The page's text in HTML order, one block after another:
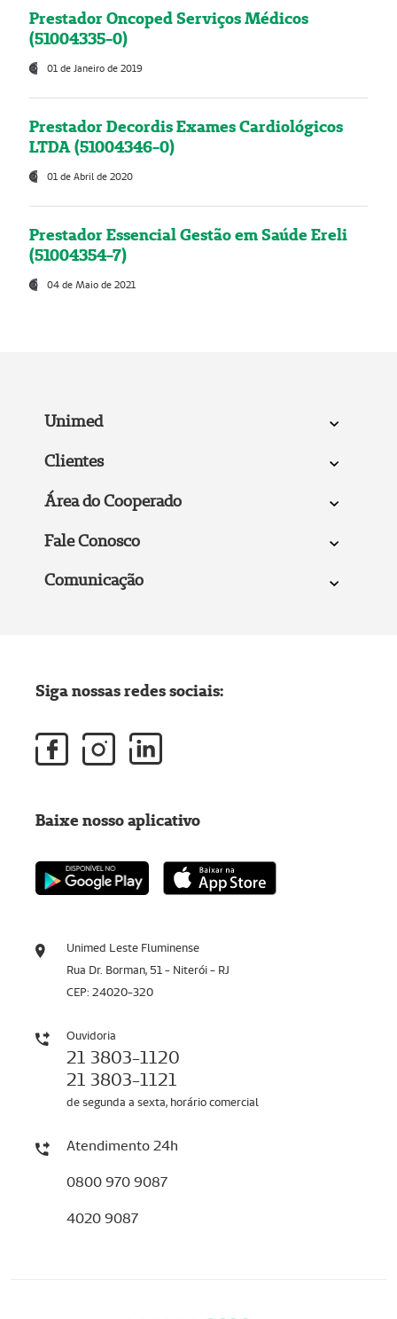
Prestador Oncoped Serviços Médicos
(51004335-0)
01 de Janeiro de 2019
Prestador Decordis Exames Cardiológicos
LTDA (51004346-0)
01 de Abril de 2020
Prestador Essencial Gestão em Saúde Ereli
(51004354-7)
04 de Maio de 2021
Unimed
Clientes
Área do Cooperado
Fale Conosco
Comunicação
Unimed Leste Fluminense
Rua Dr. Borman, 51 - Niterói - RJ
CEP: 24020-320
Ouvidoria
21 3803-1120
21 3803-1121
de segunda a sexta, horário comercial
Atendimento 24h
0800 970 9087
4020 9087
Siga nossas redes sociais:
Baixe nosso aplicativo